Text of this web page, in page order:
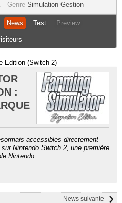
Genre Simulation Gestion
News Test Preview
Edition (Switch 2)
:
accessibles directement
Nintendo Switch 2, une première
Nintendo.
News suivante